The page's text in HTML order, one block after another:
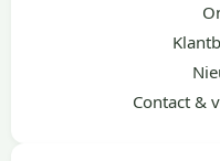
Contact &